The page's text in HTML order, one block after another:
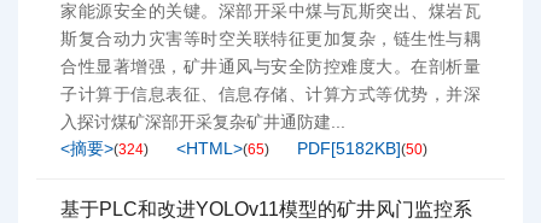
家能源安全的关键。深部开采中煤与瓦斯突出、煤岩瓦
斯复合动力灾害等时空关联特征更加复杂，链生性与耦
合性显著增强，矿井通风与安全防控难度大。在剖析量
子计算于信息表征、信息存储、计算方式等优势，并深
入探讨煤矿深部开采复杂矿井通防建...
<摘要>(324) <HTML>(65) PDF[5182KB](50)
基于PLC和改进YOLOv11模型的矿井风门监控系